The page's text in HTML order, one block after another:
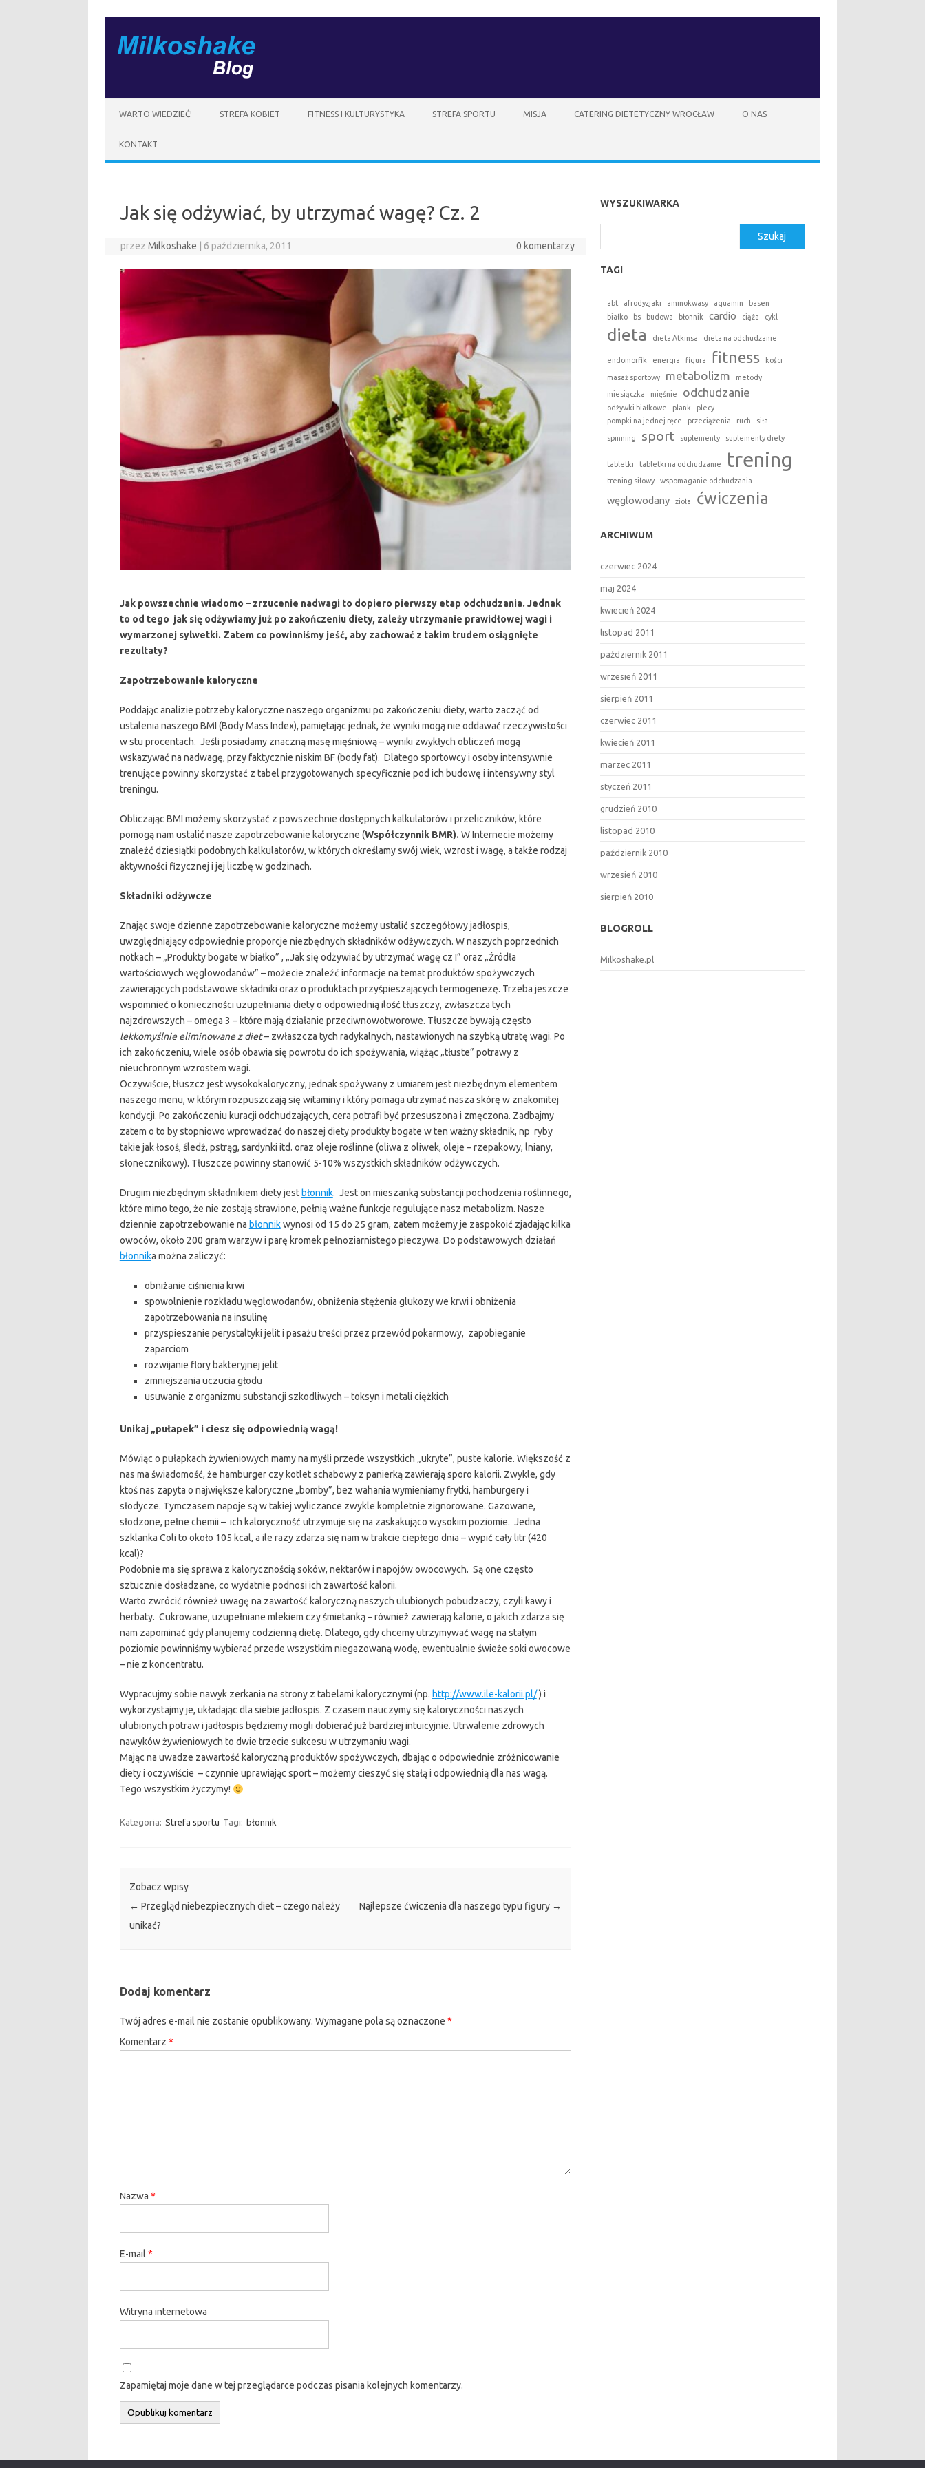
Przejdź
treści
WARTO WIEDZIEĆ! STREFA KOBIET FITNESS I KULTURYSTYKA STREFA SPORTU MISJA CATERING DIETETYCZNY WROCŁAW O NAS
KONTAKT
Jak się odżywiać, by utrzymać wagę? Cz. 2
przezMilkoshake 6 października, 2011 0 komentarzy
Jak powszechnie wiadomo – zrzucenie nadwagi to dopiero pierwszy etap odchudzania. Jednak
to od tego jak się odżywiamy już po zakończeniu diety, zależy utrzymanie prawidłowej wagi i
wymarzonej sylwetki. Zatem co powinniśmy jeść, aby zachować z takim trudem osiągnięte
rezultaty?
Zapotrzebowanie kaloryczne
Poddając analizie potrzeby kaloryczne naszego organizmu po zakończeniu diety, warto zacząć od
ustalenia naszego BMI (Body Mass Index), pamiętając jednak, że wyniki mogą nie oddawać rzeczywistości
w stu procentach. Jeśli posiadamy znaczną masę mięśniową – wyniki zwykłych obliczeń mogą
wskazywać na nadwagę, przy faktycznie niskim BF (body fat). Dlatego sportowcy i osoby intensywnie
trenujące powinny skorzystać z tabel przygotowanych specyficznie pod ich budowę i intensywny styl
treningu.
Obliczając BMI możemy skorzystać z powszechnie dostępnych kalkulatorów i przeliczników, które
pomogą nam ustalić nasze zapotrzebowanie kaloryczne (Współczynnik BMR). W Internecie możemy
znaleźć dziesiątki podobnych kalkulatorów, w których określamy swój wiek, wzrost i wagę, a także rodzaj
aktywności fizycznej i jej liczbę w godzinach.
Składniki odżywcze
Znając swoje dzienne zapotrzebowanie kaloryczne możemy ustalić szczegółowy jadłospis,
uwzględniający odpowiednie proporcje niezbędnych składników odżywczych. W naszych poprzednich
notkach – „Produkty bogate w białko” , „Jak się odżywiać by utrzymać wagę cz I” oraz „Źródła
wartościowych węglowodanów” – możecie znaleźć informacje na temat produktów spożywczych
zawierających podstawowe składniki oraz o produktach przyśpieszających termogenezę. Trzeba jeszcze
wspomnieć o konieczności uzupełniania diety o odpowiednią ilość tłuszczy, zwłaszcza tych
najzdrowszych – omega 3 – które mają działanie przeciwnowotworowe. Tłuszcze bywają często
lekkomyślnie eliminowane z diet– zwłaszcza tych radykalnych, nastawionych na szybką utratę wagi. Po
ich zakończeniu, wiele osób obawia się powrotu do ich spożywania, wiążąc „tłuste” potrawy z
nieuchronnym wzrostem wagi.
Oczywiście, tłuszcz jest wysokokaloryczny, jednak spożywany z umiarem jest niezbędnym elementem
naszego menu, w którym rozpuszczają się witaminy i który pomaga utrzymać nasza skórę w znakomitej
kondycji. Po zakończeniu kuracji odchudzających, cera potrafi być przesuszona i zmęczona. Zadbajmy
zatem o to by stopniowo wprowadzać do naszej diety produkty bogate w ten ważny składnik, np ryby
takie jak łosoś, śledź, pstrąg, sardynki itd. oraz oleje roślinne (oliwa z oliwek, oleje – rzepakowy, lniany,
słonecznikowy). Tłuszcze powinny stanowić 5-10% wszystkich składników odżywczych.
Drugim niezbędnym składnikiem diety jestbłonnik. Jest on mieszanką substancji pochodzenia roślinnego,
które mimo tego, że nie zostają strawione, pełnią ważne funkcje regulujące nasz metabolizm. Nasze
dziennie zapotrzebowanie na błonnikwynosi od 15 do 25 gram, zatem możemy je zaspokoić zjadając kilka
owoców, około 200 gram warzyw i parę kromek pełnoziarnistego pieczywa. Do podstawowych działań
błonnika można zaliczyć:
obniżanie ciśnienia krwi
spowolnienie rozkładu węglowodanów, obniżenia stężenia glukozy we krwi i obniżenia
zapotrzebowania na insulinę
przyspieszanie perystaltyki jelit i pasażu treści przez przewód pokarmowy, zapobieganie
zaparciom
rozwijanie flory bakteryjnej jelit
zmniejszania uczucia głodu
usuwanie z organizmu substancji szkodliwych – toksyn i metali ciężkich
Unikaj „pułapek” i ciesz się odpowiednią wagą!
Mówiąc o pułapkach żywieniowych mamy na myśli przede wszystkich „ukryte”, puste kalorie. Większość z
nas ma świadomość, że hamburger czy kotlet schabowy z panierką zawierają sporo kalorii. Zwykle, gdy
ktoś nas zapyta o największe kaloryczne „bomby”, bez wahania wymieniamy frytki, hamburgery i
słodycze. Tymczasem napoje są w takiej wyliczance zwykle kompletnie zignorowane. Gazowane,
słodzone, pełne chemii – ich kaloryczność utrzymuje się na zaskakująco wysokim poziomie. Jedna
szklanka Coli to około 105 kcal, a ile razy zdarza się nam w trakcie ciepłego dnia – wypić cały litr (420
kcal)?
Podobnie ma się sprawa z kalorycznością soków, nektarów i napojów owocowych. Są one często
sztucznie dosładzane, co wydatnie podnosi ich zawartość kalorii.
Warto zwrócić również uwagę na zawartość kaloryczną naszych ulubionych pobudzaczy, czyli kawy i
herbaty. Cukrowane, uzupełniane mlekiem czy śmietanką – również zawierają kalorie, o jakich zdarza się
nam zapominać gdy planujemy codzienną dietę. Dlatego, gdy chcemy utrzymywać wagę na stałym
poziomie powinniśmy wybierać przede wszystkim niegazowaną wodę, ewentualnie świeże soki owocowe
– nie z koncentratu.
Wypracujmy sobie nawyk zerkania na strony z tabelami kalorycznymi (np. http://www.ile-kalorii.pl/) i
wykorzystajmy je, układając dla siebie jadłospis. Z czasem nauczymy się kaloryczności naszych
ulubionych potraw i jadłospis będziemy mogli dobierać już bardziej intuicyjnie. Utrwalenie zdrowych
nawyków żywieniowych to dwie trzecie sukcesu w utrzymaniu wagi.
Mając na uwadze zawartość kaloryczną produktów spożywczych, dbając o odpowiednie zróżnicowanie
diety i oczywiście – czynnie uprawiając sport – możemy cieszyć się stałą i odpowiednią dla nas wagą.
Tego wszystkim życzymy!
Kategoria: Strefa sportu Tagi: błonnik
Zobacz wpisy
← Przegląd niebezpiecznych diet – czego należy
unikać?
Najlepsze ćwiczenia dla naszego typu figury →
Dodaj komentarz
Twój adres e-mail nie zostanie opublikowany. Wymagane pola są oznaczone *
Komentarz *
Nazwa *
E-mail *
Witryna internetowa
Zapamiętaj moje dane w tej przeglądarce podczas pisania kolejnych komentarzy.
WYSZUKIWARKA
Szukaj
TAGI
abt afrodyzjaki aminokwasy aquamin
basen
białko
bs budowa błonnik cardio ciąża cykl
dieta dieta Atkinsa dieta na odchudzanie
endomorfik energia figura fitness kości
masaż sportowy metabolizm
metody
miesiączka
mięśnie odchudzanie
odżywki białkowe plank
plecy
pompki na jednej ręce
przeciążenia ruch siła
spinning sport suplementy suplementy diety
tabletki tabletki na odchudzanie trening
trening siłowy wspomaganie odchudzania
węglowodany zioła ćwiczenia
ARCHIWUM
czerwiec 2024
maj 2024
kwiecień 2024
listopad 2011
październik 2011
wrzesień 2011
sierpień 2011
czerwiec 2011
kwiecień 2011
marzec 2011
styczeń 2011
grudzień 2010
listopad 2010
październik 2010
wrzesień 2010
sierpień 2010
BLOGROLL
Milkoshake.pl